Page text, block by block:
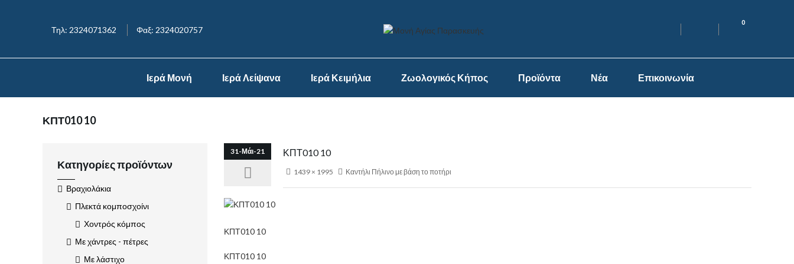
Τηλ: 2324071362 Φαξ: 2324020757
0
Ιερά Μονή Ιερά Λείψανα Ιερά Κειμήλια Ζωολογικός Κήπος Προϊόντα Νέα Επικοινωνία
ΚΠΤ010 10
31-Μάι-21 ΚΠΤ010 10
1439 × 1995 Καντήλι Πήλινο με βάση το ποτήρι
ΚΠΤ010 10
ΚΠΤ010 10
Κατηγορίες προϊόντων
Βραχιολάκια
Πλεκτά κομποσχοίνι
Χοντρός κόμπος
Με χάντρες - πέτρες
Με λάστιχο